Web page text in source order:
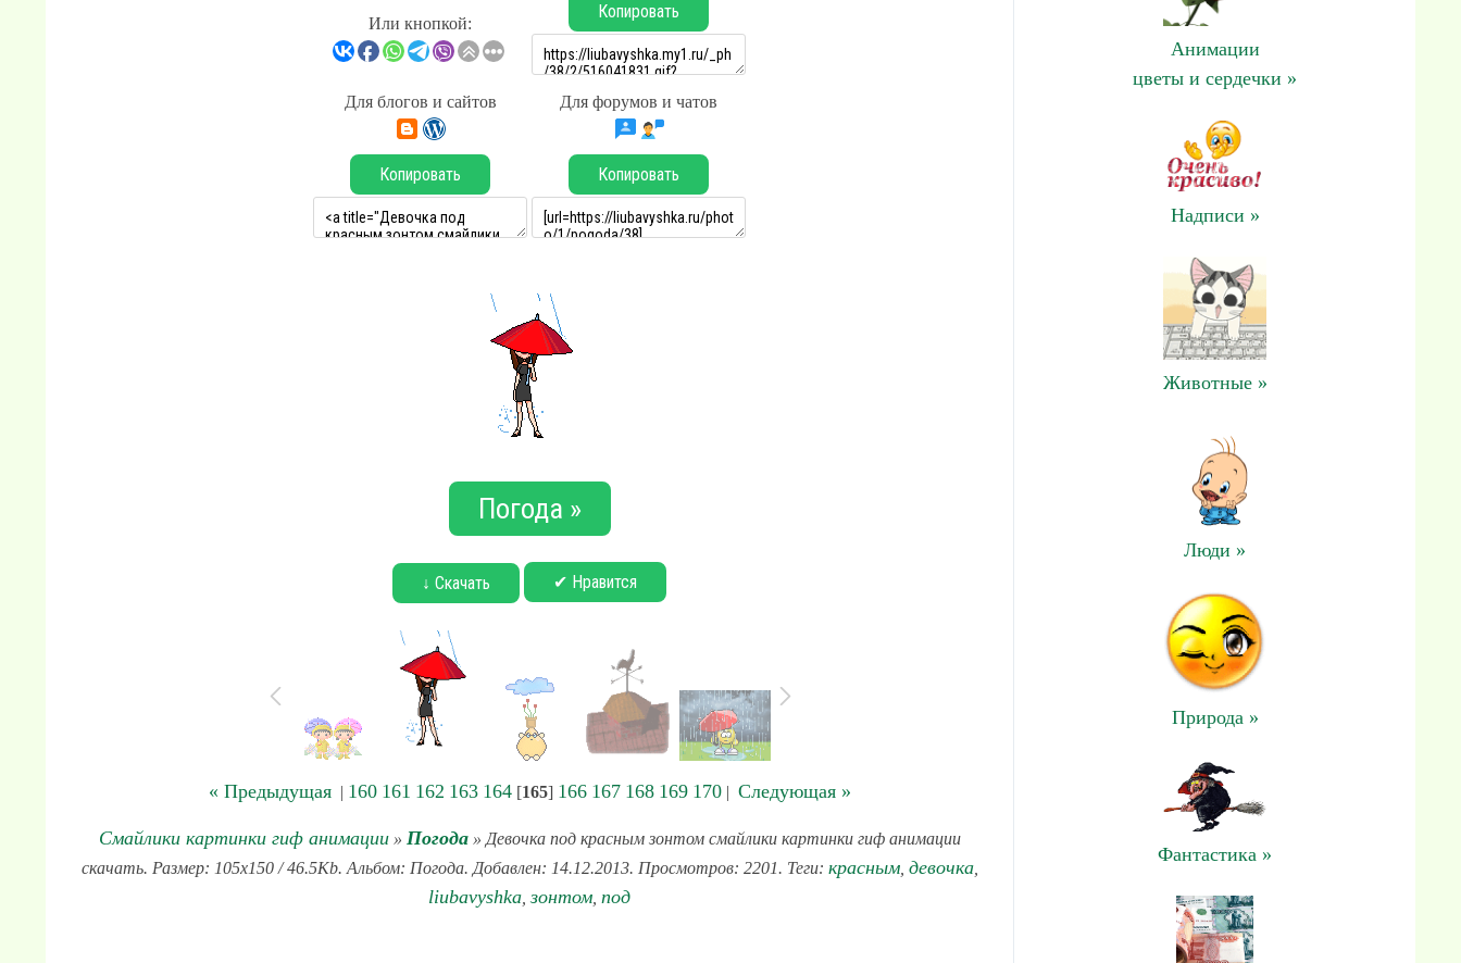
Или кнопкой:
Копировать
Для блогов и сайтов Для форумов и чатов
Копировать Копировать
Погода »
↓ Скачать ✔ Нравится
« Предыдущая| 160 161 162 163 164[165] 166 167 168 169 170| Следующая »
Смайлики картинки гиф анимации» Погода» Девочка под красным зонтом смайлики картинки гиф анимации
скачать. Размер: 105x150 / 46.5Kb. Альбом: Погода. Добавлен: 14.12.2013. Просмотров: 2201. Теги: красным, девочка,
liubavyshka ,зонтом под
Анимации
цветы и сердечки »
Надписи »
Животные »
Люди »
Природа »
Фантастика »